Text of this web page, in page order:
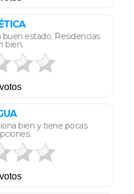
buen estado. Residencias
bien.
bien y tiene pocas